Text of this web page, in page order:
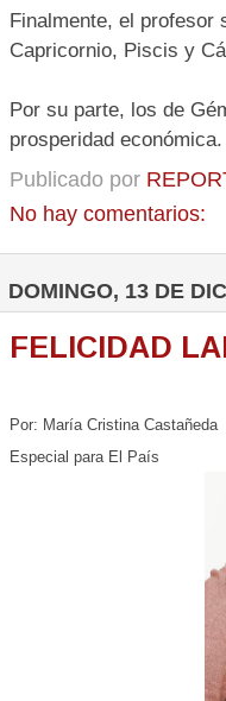
Finalmente, el profesor
Capricornio, Piscis y
Por su parte, los de
prosperidad
Publicado por
No hay comentarios:
DOMINGO, 13 DE
FELICIDAD
Por: María Cristina Castañeda
Especial para El País